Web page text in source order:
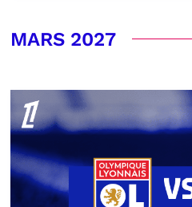
MARS 2027